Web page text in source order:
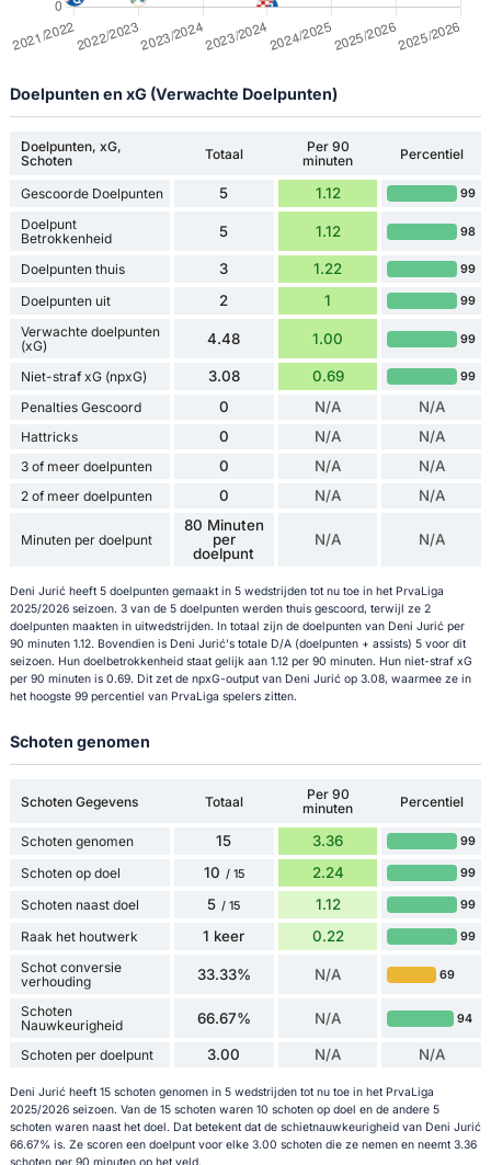
Doelpunten en xG (Verwachte Doelpunten)
Doelpunten, xG,
Schoten
Totaal
Per 90
minuten
Percentiel
Gescoorde Doelpunten 5 1.12 99
Doelpunt
Betrokkenheid
5 1.12 98
Doelpunten thuis 3 1.22 99
Doelpunten uit 2 1 99
Verwachte doelpunten
(xG)
4.48 1.00 99
Niet-straf xG (npxG) 3.08 0.69 99
Penalties Gescoord 0 N/A N/A
Hattricks 0 N/A N/A
3 of meer doelpunten 0 N/A N/A
2 of meer doelpunten 0 N/A N/A
Minuten per doelpunt
80 Minuten
per
doelpunt
N/A N/A
Deni Jurić heeft 5 doelpunten gemaakt in 5 wedstrijden tot nu toe in het PrvaLiga
2025/2026 seizoen. 3 van de 5 doelpunten werden thuis gescoord, terwijl ze 2
doelpunten maakten in uitwedstrijden. In totaal zijn de doelpunten van Deni Jurić per
90 minuten 1.12. Bovendien is Deni Jurić's totale D/A (doelpunten + assists) 5 voor dit
seizoen. Hun doelbetrokkenheid staat gelijk aan 1.12 per 90 minuten. Hun niet-straf xG
per 90 minuten is 0.69. Dit zet de npxG-output van Deni Jurić op 3.08, waarmee ze in
het hoogste 99 percentiel van PrvaLiga spelers zitten.
Schoten genomen
Schoten Gegevens Totaal
Per 90
minuten
Percentiel
Schoten genomen 15 3.36 99
Schoten op doel 10 / 15 2.24 99
Schoten naast doel 5 / 15 1.12 99
Raak het houtwerk 1 keer 0.22 99
Schot conversie
verhouding
33.33% N/A 69
Schoten
Nauwkeurigheid
66.67% N/A 94
Schoten per doelpunt 3.00 N/A N/A
Deni Jurić heeft 15 schoten genomen in 5 wedstrijden tot nu toe in het PrvaLiga
2025/2026 seizoen. Van de 15 schoten waren 10 schoten op doel en de andere 5
schoten waren naast het doel. Dat betekent dat de schietnauwkeurigheid van Deni Jurić
66.67% is. Ze scoren een doelpunt voor elke 3.00 schoten die ze nemen en neemt 3.36
schoten per 90 minuten op het veld.